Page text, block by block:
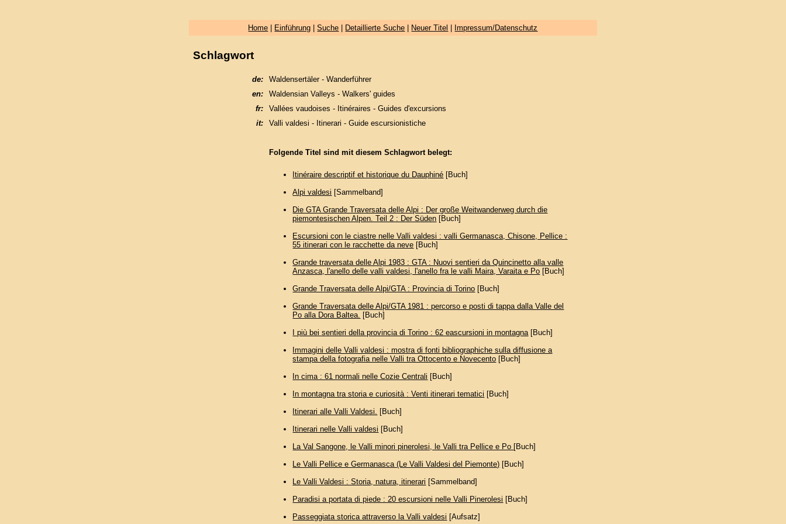
Home Einführung |Suche Detaillierte Suche Neuer Titel Impressum/Datenschutz
Schlagwort
de:
Waldensertäler - Wanderführer
en:
Waldensian Valleys - Walkers' guides
fr:
Vallées vaudoises - Itinéraires - Guides d'excursions
it:
Valli valdesi - Itinerari - Guide escursionistiche
Folgende Titel sind mit diesem Schlagwort belegt:
‎Itinéraire descriptif et historique du Dauphiné [Buch]
Alpi valdesi [Sammelband]
Die GTA Grande Traversata delle Alpi : Der große Weitwanderweg durch die
piemontesischen Alpen. Teil 2 : Der Süden [Buch]
Escursioni con le ciastre nelle Valli valdesi : valli Germanasca, Chisone, Pellice :
55 itinerari con le racchette da neve [Buch]
Grande traversata delle Alpi 1983 : GTA : Nuovi sentieri da Quincinetto alla valle
Anzasca, l'anello delle valli valdesi, l'anello fra le valli Maira, Varaita e Po [Buch]
Grande Traversata delle Alpi/GTA : Provincia di Torino [Buch]
Grande Traversata delle Alpi/GTA 1981 : percorso e posti di tappa dalla Valle del
Po alla Dora Baltea. [Buch]
I più bei sentieri della provincia di Torino : 62 eascursioni in montagna[Buch]
Immagini delle Valli valdesi : mostra di fonti bibliographiche sulla diffusione a
stampa della fotografia nelle Valli tra Ottocento e Novecento [Buch]
In cima : 61 normali nelle Cozie Centrali [Buch]
In montagna tra storia e curiosità : Venti itinerari tematici [Buch]
Itinerari alle Valli Valdesi. [Buch]
Itinerari nelle Valli valdesi [Buch]
La Val Sangone, le Valli minori pinerolesi, le Valli tra Pellice e Po [Buch]
Le Valli Pellice e Germanasca (Le Valli Valdesi del Piemonte) [Buch]
Le Valli Valdesi : Storia, natura, itinerari [Sammelband]
Paradisi a portata di piede : 20 escursioni nelle Valli Pinerolesi [Buch]
Passeggiata storica attraverso la Valli valdesi [Aufsatz]